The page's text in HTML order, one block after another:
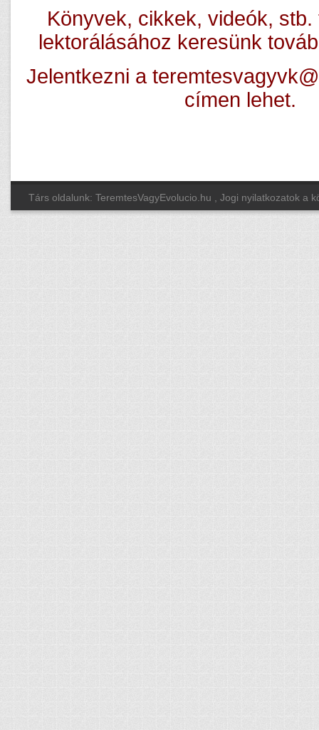
Könyvek, cikkek, videók,
lektorálásához keresünk
Jelentkezni a
címen lehet.
Társ oldalunk: TeremtesVagyEvolucio.hu , Jogi nyilatkozatok a